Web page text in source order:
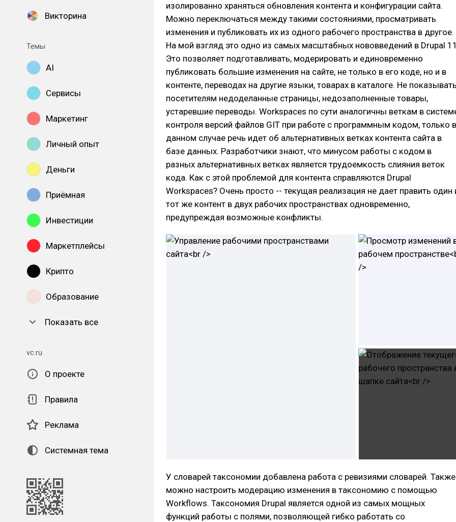
Викторина
Темы
AI
Сервисы
Маркетинг
Личный опыт
Деньги
Приёмная
Инвестиции
Маркетплейсы
Крипто
Образование
Показать все
vc.ru
О проекте
Правила
Реклама
Системная тема
изолированно храняться обновления контента и конфигурации сайта.
Можно переключаться между такими состояниями, просматривать
изменения и публиковать их из одного рабочего пространства в другое.
На мой взгляд это одно из самых масштабных нововведений в Drupal
Это позволяет подготавливать, модерировать и единовременно
публиковать большие изменения на сайте, не только в его коде, но и в
контенте, переводах на другие языки, товарах в каталоге. Не
посетителям недоделанные страницы, недозаполненные товары,
устаревшие переводы. Workspaces по сути аналогичны веткам в
контроля версий файлов GIT при работе с программным кодом, только в
данном случае речь идет об альтернативных ветках контента сайта в
базе данных. Разработчики знают, что минусом работы с кодом в
разных альтернативных ветках является трудоемкость слияния веток
кода. Как с этой проблемой для контента справляются Drupal
Workspaces? Очень просто -- текущая реализация не дает править один
тот же контент в двух рабочих пространствах одновременно,
предупреждая возможные конфликты.
У словарей таксономии добавлена работа с ревизиями словарей. Также
можно настроить модерацию изменения в таксономию с помощью
Workflows. Таксономия Drupal является одной из самых мощных
функций работы с полями, позволяющей гибко работать со